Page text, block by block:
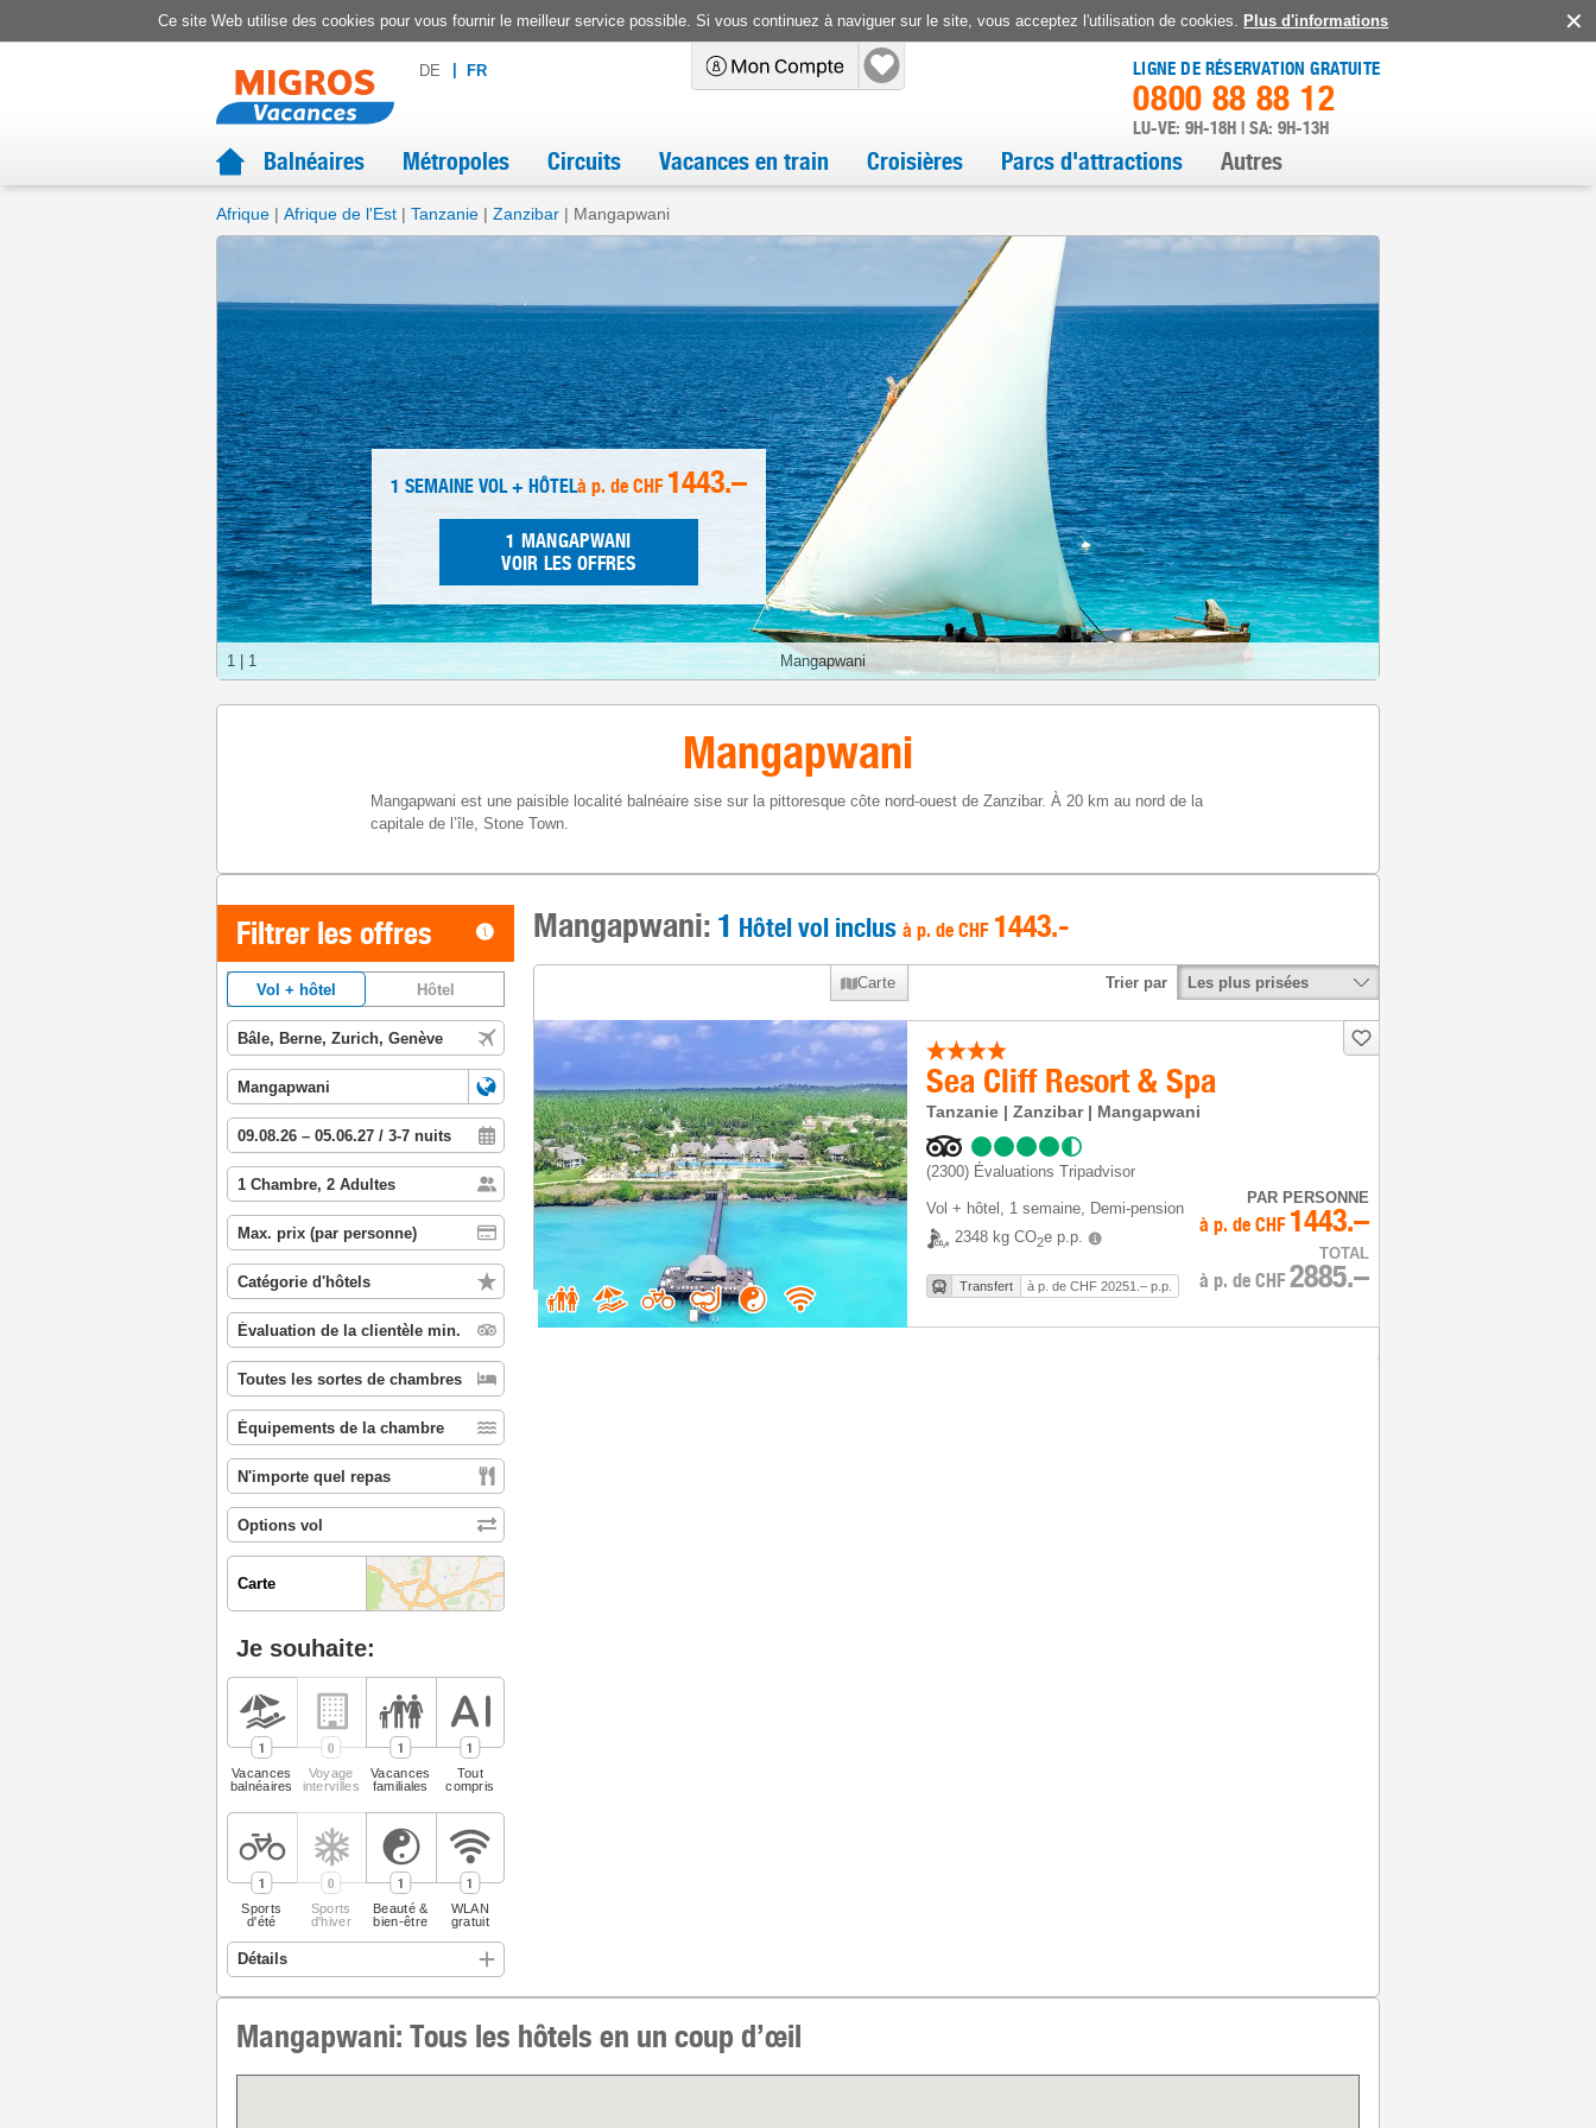
Ce site Web utilise des cookies pour vous fournir le meilleur service possible. Si vous continuez à naviguer sur le site, vous acceptez l'utilisation de cookies. Plus d'informations
DE FR LIGNE DE RÉSERVATION GRATUITE
0800 88 88 12
LU-VE: 9H-18H | SA: 9H-13H
Balnéaires Métropoles Circuits Vacances en train Croisières Parcs d'attractions Autres
Afrique Afrique de l'Est Tanzanie Zanzibar Mangapwani
Mangapwani
1 1
1 SEMAINE VOL + HÔTELà p. de CHF 1443.–
1 MANGAPWANI
VOIR LES OFFRES
Mangapwani
Mangapwani est une paisible localité balnéaire sise sur la pittoresque côte nord-ouest de Zanzibar. À 20 km au nord de la
capitale de l’île, Stone Town.
Filtrer les offres
Vol + hôtel Hôtel
Carte
Je souhaite:
1
Vacances
balnéaires
0
Voyage
intervilles
1
Vacances
familiales
1
Tout
compris
1
Sports
d'été
0
Sports
d'hiver
1
Beauté &
bien-être
1
WLAN
gratuit
Mangapwani: 1 Hôtel vol inclus à p. de CHF 1443.-
Carte Trier par Les plus prisées
Sea Cliff Resort & Spa
Tanzanie | Zanzibar | Mangapwani
(2300) Évaluations Tripadvisor
Vol + hôtel , 1 semaine, Demi-pension
2348 kg CO2e p.p.
Transfert à p. de CHF 20251.– p.p.
PAR PERSONNE
à p. de CHF 1443.–
TOTAL
à p. de CHF 2885.–
Mangapwani: Tous les hôtels en un coup d’œil